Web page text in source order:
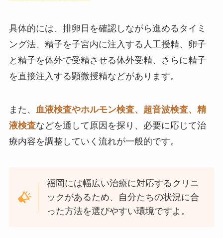
具体的には、排卵日を確認しながら進めるタイミ
ング法、精子を子宮内に注入する人工授精、卵子
と精子を体外で受精させる体外受精、さらに精子
を直接注入する顕微授精などがあります。
また、 血液検査やホルモン検査、超音波検査、精
液検査などを通して原因を探り、必要に応じて治
療内容を調整していく流れが一般的です。
福岡には幅広い治療に対応するクリニ
ックがあるため、自分たちの状況に合
った方法を選びやすい環境ですよ。